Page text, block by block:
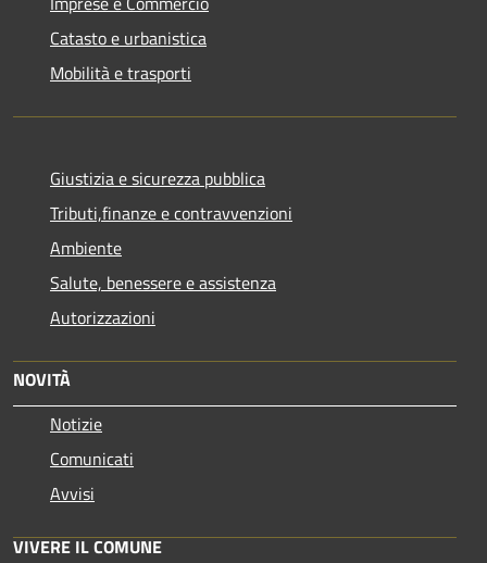
Catasto e urbanistica
Mobilità e trasporti
Giustizia e sicurezza pubblica
Tributi,finanze e contravvenzioni
Ambiente
Salute, benessere e assistenza
Autorizzazioni
NOVITÀ
Notizie
Comunicati
Avvisi
VIVERE IL COMUNE